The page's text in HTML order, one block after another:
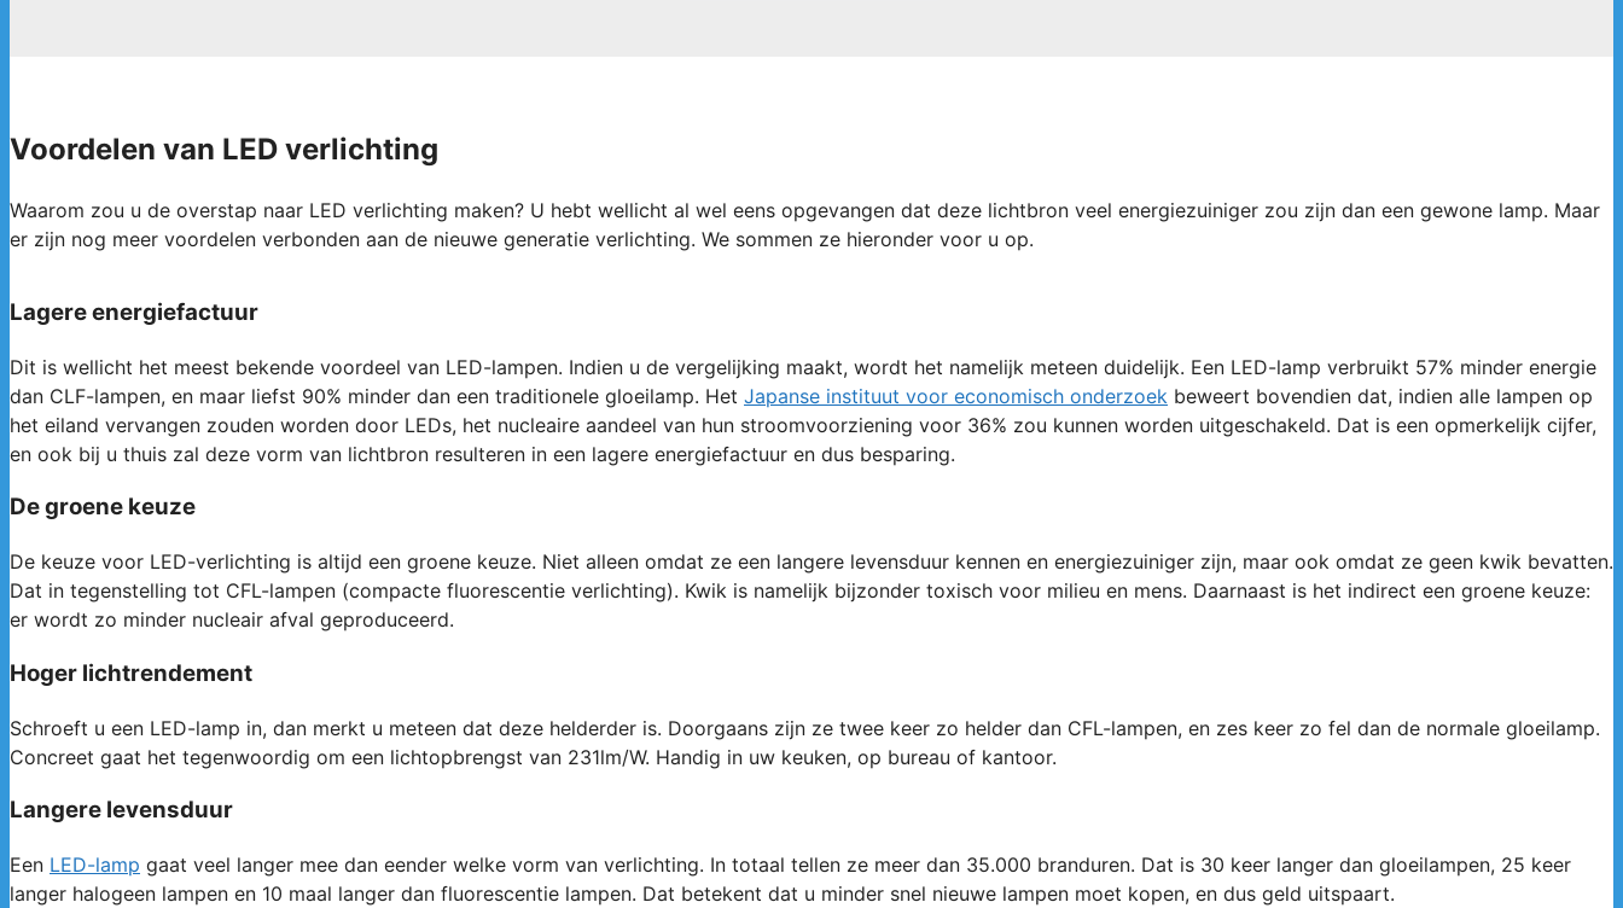
Voordelen van LED verlichting
Waarom zou u de overstap naar LED verlichting maken? U hebt wellicht al wel eens opgevangen dat deze lichtbron veel energiezuiniger zou zijn dan een gewone lamp. Maar
er zijn nog meer voordelen verbonden aan de nieuwe generatie verlichting. We sommen ze hieronder voor u op.
Lagere energiefactuur
Dit is wellicht het meest bekende voordeel van LED-lampen. Indien u de vergelijking maakt, wordt het namelijk meteen duidelijk. Een LED-lamp verbruikt 57% minder energie
dan CLF-lampen, en maar liefst 90% minder dan een traditionele gloeilamp. Het Japanse instituut voor economisch onderzoek beweert bovendien dat, indien alle lampen op
het eiland vervangen zouden worden door LEDs, het nucleaire aandeel van hun stroomvoorziening voor 36% zou kunnen worden uitgeschakeld. Dat is een opmerkelijk cijfer,
en ook bij u thuis zal deze vorm van lichtbron resulteren in een lagere energiefactuur en dus besparing.
De groene keuze
De keuze voor LED-verlichting is altijd een groene keuze. Niet alleen omdat ze een langere levensduur kennen en energiezuiniger zijn, maar ook omdat ze geen kwik bevatten.
Dat in tegenstelling tot CFL-lampen (compacte fluorescentie verlichting). Kwik is namelijk bijzonder toxisch voor milieu en mens. Daarnaast is het indirect een groene keuze:
er wordt zo minder nucleair afval geproduceerd.
Hoger lichtrendement
Schroeft u een LED-lamp in, dan merkt u meteen dat deze helderder is. Doorgaans zijn ze twee keer zo helder dan CFL-lampen, en zes keer zo fel dan de normale gloeilamp.
Concreet gaat het tegenwoordig om een lichtopbrengst van 231lm/W. Handig in uw keuken, op bureau of kantoor.
Langere levensduur
Een LED-lamp gaat veel langer mee dan eender welke vorm van verlichting. In totaal tellen ze meer dan 35.000 branduren. Dat is 30 keer langer dan gloeilampen, 25 keer
langer halogeen lampen en 10 maal langer dan fluorescentie lampen. Dat betekent dat u minder snel nieuwe lampen moet kopen, en dus geld uitspaart.